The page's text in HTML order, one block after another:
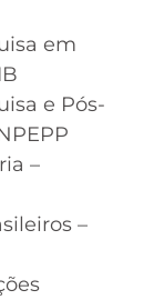
em
e Pós-
–
–